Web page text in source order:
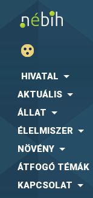
HIVATAL
AKTUÁLIS
ÁLLAT
ÉLELMISZER
NÖVÉNY
ÁTFOGÓ TÉMÁK
KAPCSOLAT